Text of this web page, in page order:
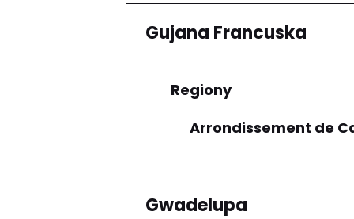
Gujana Francuska
Regiony
Arrondissement de
Gwadelupa